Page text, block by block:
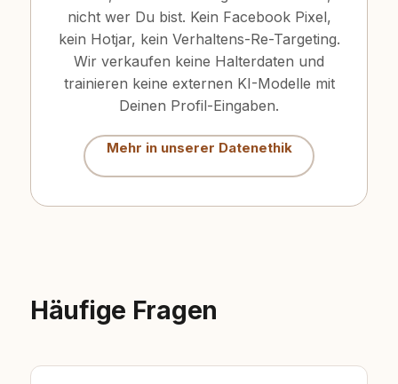
nicht wer Du bist. Kein Facebook Pixel,
kein Hotjar, kein Verhaltens-Re-Targeting.
Wir verkaufen keine Halterdaten und
trainieren keine externen KI-Modelle mit
Deinen Profil-Eingaben.
Mehr in unserer Datenethik
Häufige Fragen